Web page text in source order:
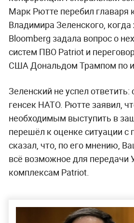
Марк Рютте перебил главаря
Владимира Зеленского,
Bloomberg задала вопрос о
систем ПВО Patriot и
США Дональдом Трампом по
Зеленский не успел ответить:
генсек НАТО. Рютте заявил,
необходимым выступить в
перешёл к оценке ситуации с
сказал, что, по его мнению,
всё возможное для передачи
комплексам Patriot.